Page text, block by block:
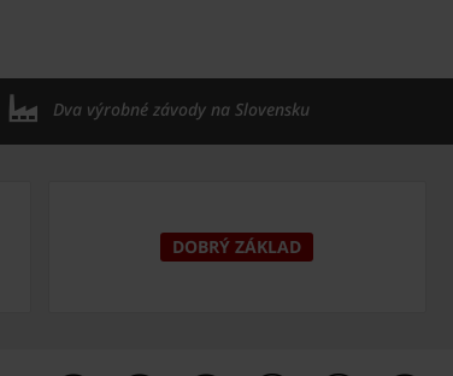
Dva výrobné závody na Slovensku
DOBRÝ ZÁKLAD